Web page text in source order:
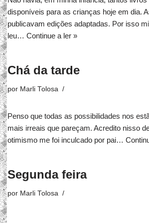
disponíveis para as crianças hoje em dia.
publicavam edições adaptadas. Por isso
leu… Continue a ler »
Chá da tarde
por Marli Tolosa
Penso que todas as possibilidades nos
mais irreais que pareçam. Acredito nisso
otimismo me foi inculcado por pai…
Segunda feira
por Marli Tolosa